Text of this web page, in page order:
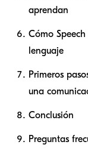
aprendan
Cómo
lenguaje
Primeros
una
Conclusión
Preguntas